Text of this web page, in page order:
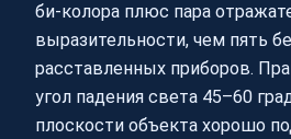
би‑колора плюс пара
выразительности, чем пять
расставленных приборов.
угол падения света 45–60
плоскости объекта хорошо